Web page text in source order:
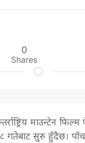
0
Shares
माउन्टेन
सुरु हुँदैछ। पाँच